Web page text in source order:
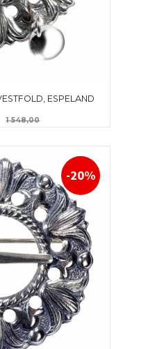
ESPELAND
1 548,00Rabatt
-20%